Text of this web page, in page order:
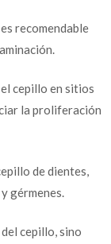
recomendable
cepillo en sitios
la proliferación
de dientes,
gérmenes.
cepillo, sino